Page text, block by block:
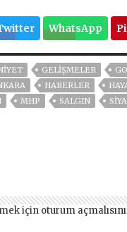
WhatsApp
GELIŞMELER
HABERLER
MHP SALGIN
için oturum